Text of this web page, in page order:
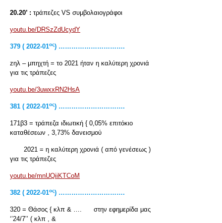
20.20’ : τράπεζες VS συμβολαιογράφοι
youtu.be/DRSzZdUcydY
379 ( 2022-01ος) ………………………….
zηλ – μπηχτή = το 2021 ήταν η καλύτερη χρονιά
για τις τράπεζες
youtu.be/3uwxxRN2HsA
381 ( 2022-01ος) ………………………….
171β3 = τράπεζα ιδιωτική { 0,05% επιτόκιο
καταθέσεων , 3,73% δανεισμού
2021 = η καλύτερη χρονιά ( από γενέσεως )
για τις τράπεζες
youtu.be/mnUQiiKTCoM
382 ( 2022-01ος) ………………………….
320 = Θάσος { κλπ & …. στην εφημερίδα μας
‘’24/7’’ ( κλπ , &